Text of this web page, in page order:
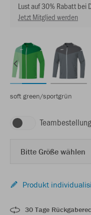
Lust auf 30% Rabatt bei
Jetzt Mitglied werden
soft green/sportgrün
Teambestellung
Bitte Größe wählen
Produkt
30 Tage